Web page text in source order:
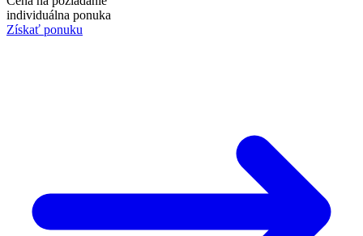
individuálna ponuka
Získať ponuku